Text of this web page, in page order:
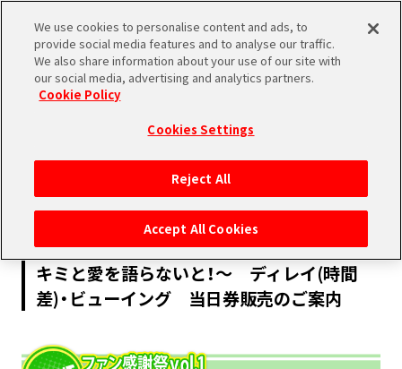
2017.06.30
EVENT
アイドリッシュセブン ファン感謝祭 vol.1～
キミと愛を語らないと！～ ディレイ(時間
差)・ビューイング 当日券販売のご案内
We use cookies to personalise content and ads, to
provide social media features and to analyse our traffic.
We also share information about your use of our site with
our social media, advertising and analytics partners.
Cookie Policy
Cookies Settings
Reject All
Accept All Cookies